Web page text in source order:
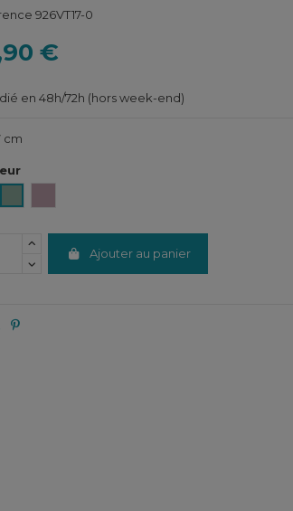
926VT17-0
€
en 48h/72h (hors week-end)
cm
Ajouter au panier